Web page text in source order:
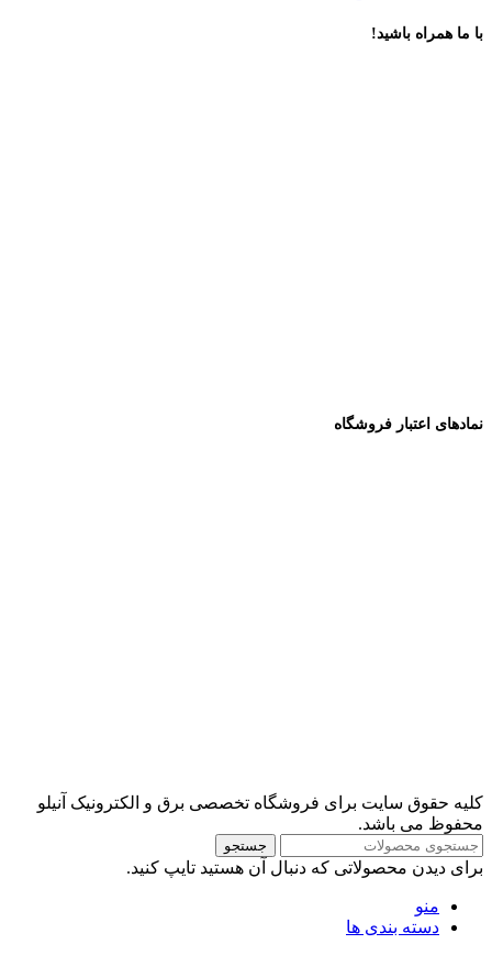
با ما همراه باشید!
نمادهای اعتبار فروشگاه
کلیه حقوق سایت برای فروشگاه تخصصی برق و الکترونیک آنیلو
محفوظ می باشد.
جستجو
برای دیدن محصولاتی که دنبال آن هستید تایپ کنید.
منو
دسته بندی ها